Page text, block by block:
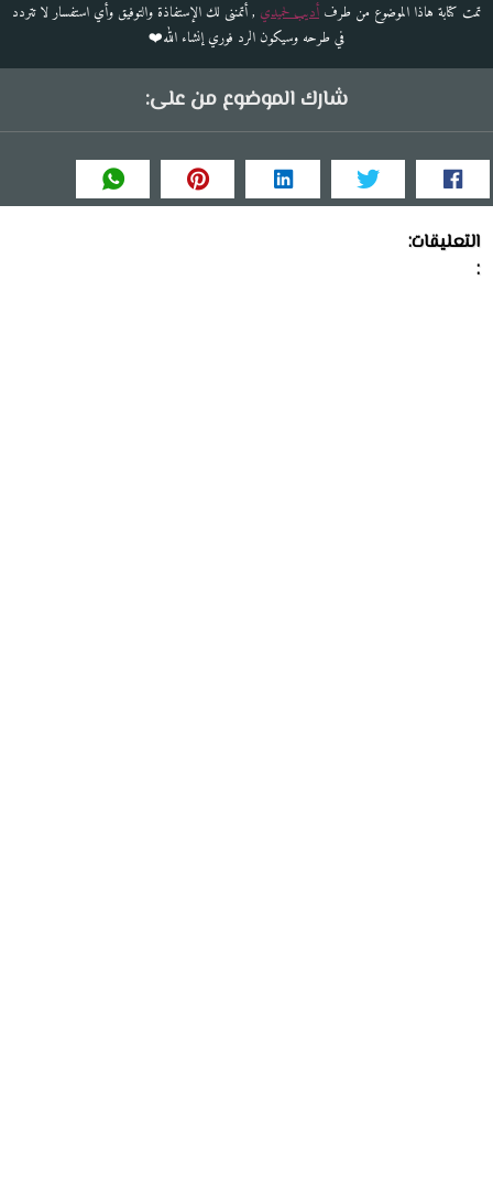
تمت كتابة هاذا الموضوع من طرف أديب لحميدي , أتمننى لك الإستفاذة والتوفيق وأي استفسار لا تتردد
في طرحه وسيكون الرد فوري إنشاء الله❤️
شارك الموضوع من على:
التعليقات:
: